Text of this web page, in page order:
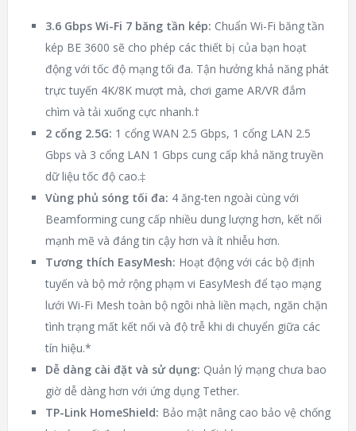
3.6 Gbps Wi-Fi 7 băng tần kép: Chuẩn Wi-Fi băng tần
kép BE 3600 sẽ cho phép các thiết bị của bạn hoạt
động với tốc độ mạng tối đa. Tận hưởng khả năng phát
trực tuyến 4K/8K mượt mà, chơi game AR/VR đắm
chìm và tải xuống cực nhanh.†
2 cổng 2.5G: 1 cổng WAN 2.5 Gbps, 1 cổng LAN 2.5
Gbps và 3 cổng LAN 1 Gbps cung cấp khả năng truyền
dữ liệu tốc độ cao.‡
Vùng phủ sóng tối đa: 4 ăng-ten ngoài cùng với
Beamforming cung cấp nhiều dung lượng hơn, kết nối
mạnh mẽ và đáng tin cậy hơn và ít nhiễu hơn.
Tương thích EasyMesh: Hoạt động với các bộ định
tuyến và bộ mở rộng phạm vi EasyMesh để tạo mạng
lưới Wi-Fi Mesh toàn bộ ngôi nhà liền mạch, ngăn chặn
tình trạng mất kết nối và độ trễ khi di chuyển giữa các
tín hiệu.*
Dễ dàng cài đặt và sử dụng: Quản lý mạng chưa bao
giờ dễ dàng hơn với ứng dụng Tether.
TP-Link HomeShield: Bảo mật nâng cao bảo vệ chống